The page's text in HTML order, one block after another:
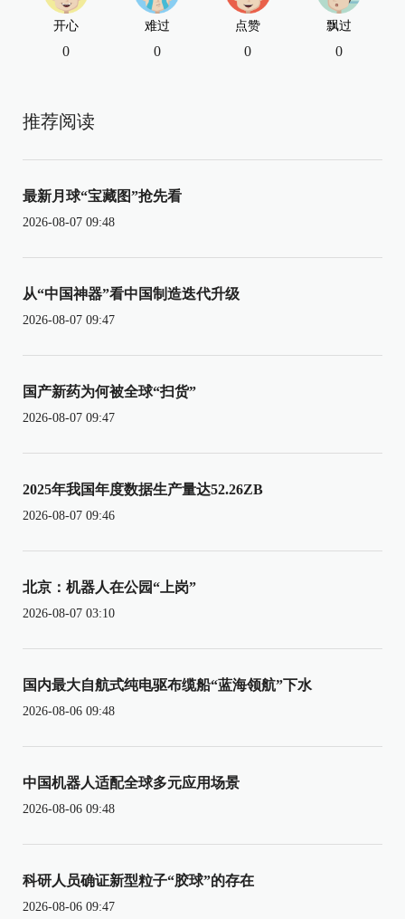
开心
0
难过
0
点赞
0
飘过
0
推荐阅读
最新月球“宝藏图”抢先看
2026-08-07 09:48
从“中国神器”看中国制造迭代升级
2026-08-07 09:47
国产新药为何被全球“扫货”
2026-08-07 09:47
2025年我国年度数据生产量达52.26ZB
2026-08-07 09:46
北京：机器人在公园“上岗”
2026-08-07 03:10
国内最大自航式纯电驱布缆船“蓝海领航”下水
2026-08-06 09:48
中国机器人适配全球多元应用场景
2026-08-06 09:48
科研人员确证新型粒子“胶球”的存在
2026-08-06 09:47